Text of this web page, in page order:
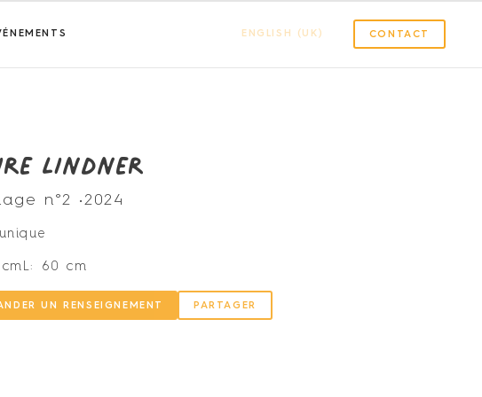
ENGLISH (UK) CONTACT
Lindner
n°2 •2024
L: 60 cm
UN RENSEIGNEMENT PARTAGER